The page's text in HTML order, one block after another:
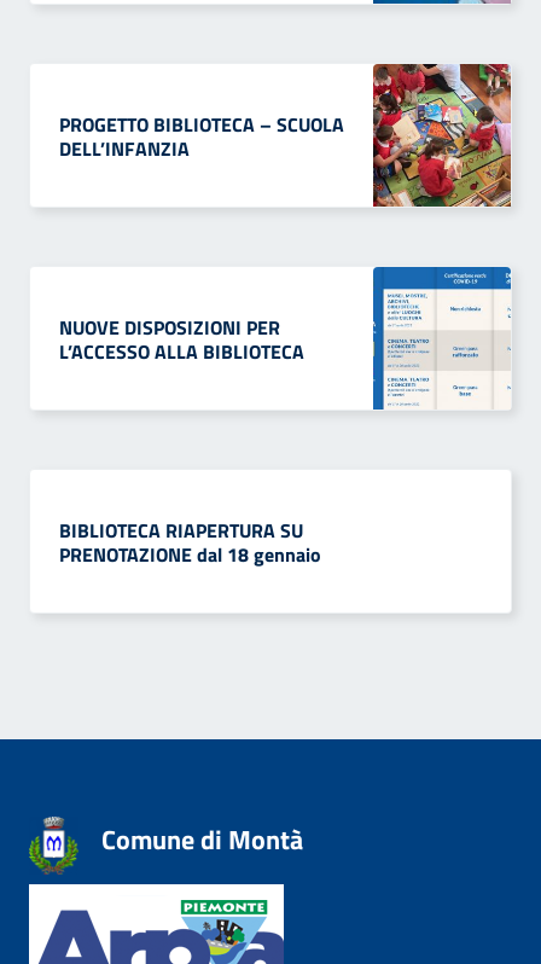
PROGETTO BIBLIOTECA – SCUOLA
DELL’INFANZIA
NUOVE DISPOSIZIONI PER
L’ACCESSO ALLA BIBLIOTECA
BIBLIOTECA RIAPERTURA SU
PRENOTAZIONE dal 18 gennaio
Comune di Montà